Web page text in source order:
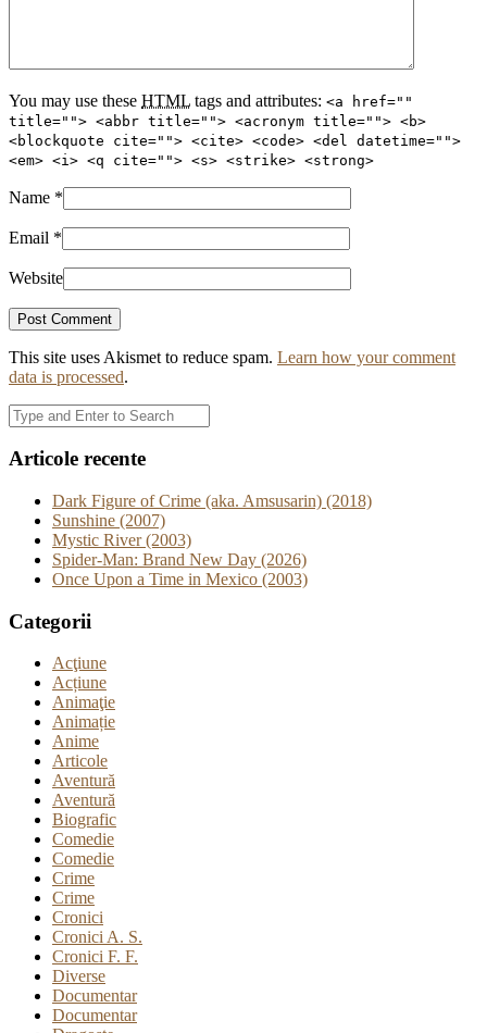
You may use these HTML tags and attributes: <a href=""
title=""> <abbr title=""> <acronym title=""> <b>
<blockquote cite=""> <cite> <code> <del datetime="">
<em> <i> <q cite=""> <s> <strike> <strong>
Name *
Email *
Website
This site uses Akismet to reduce spam. Learn how your comment
data is processed.
Articole recente
Dark Figure of Crime (aka. Amsusarin) (2018)
Sunshine (2007)
Mystic River (2003)
Spider-Man: Brand New Day (2026)
Once Upon a Time in Mexico (2003)
Categorii
Acţiune
Acțiune
Animaţie
Animație
Anime
Articole
Aventură
Aventură
Biografic
Comedie
Comedie
Crime
Crime
Cronici
Cronici A. S.
Cronici F. F.
Diverse
Documentar
Documentar